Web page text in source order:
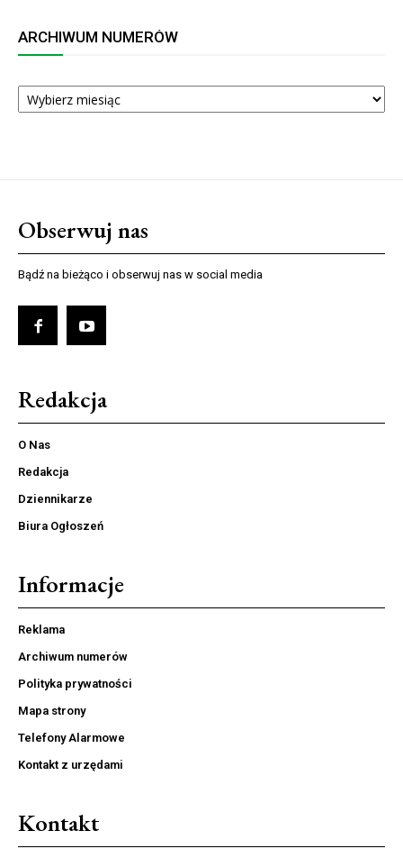
ARCHIWUM NUMERÓW
ARCHIWUM
NUMERÓW
Obserwuj nas
Bądź na bieżąco i obserwuj nas w social media
Redakcja
O Nas
Redakcja
Dziennikarze
Biura Ogłoszeń
Informacje
Reklama
Archiwum numerów
Polityka prywatności
Mapa strony
Telefony Alarmowe
Kontakt z urzędami
Kontakt